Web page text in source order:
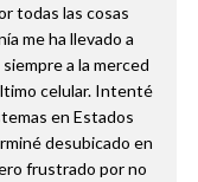
todas las cosas
me ha llevado a
a la merced
celular. Intenté
en Estados
desubicado en
frustrado por no